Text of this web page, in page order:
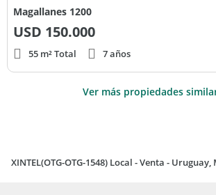
Magallanes 1200
USD 150.000
55 m² Total 7 años
Ver más propiedades